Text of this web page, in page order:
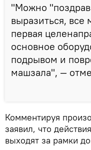
"Можно
выразиться, все
первая
основное
подрывом и
машзала", —
Комментируя
заявил, что
выходят за рамки